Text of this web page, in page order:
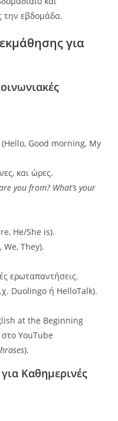
την εβδομάδα.
για
(Hello, Good morning, My
και ώρες.
you from? What’s your
He/She is).
We, They).
ερωταπαντήσεις.
Duolingo ή HelloTalk).
at the Beginning
στο YouTube
).
Καθημερινές